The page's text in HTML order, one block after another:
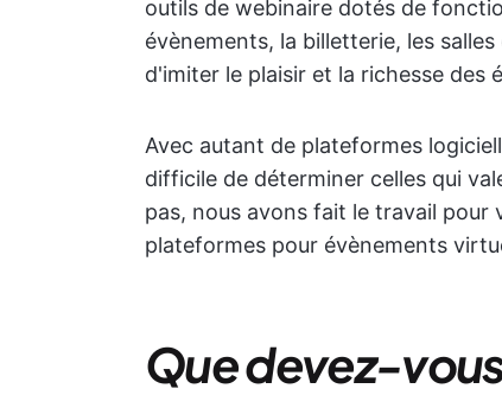
outils de webinaire dotés de
évènements, la billetterie, les
d'imiter le plaisir et la richesse des
Avec autant de plateformes
difficile de déterminer celles qui
pas, nous avons fait le travail pour
plateformes pour évènements
Que devez-